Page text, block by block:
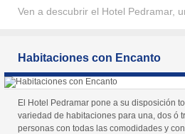
Ven a descubrir el Hotel Pedramar,
Habitaciones con Encanto
El Hotel Pedramar pone a su disposición
variedad de habitaciones para una, dos ó
personas con todas las comodidades y